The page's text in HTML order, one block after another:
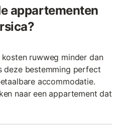
appartementen
ruwweg minder dan
deze bestemming perfect
accommodatie.
naar een appartement dat